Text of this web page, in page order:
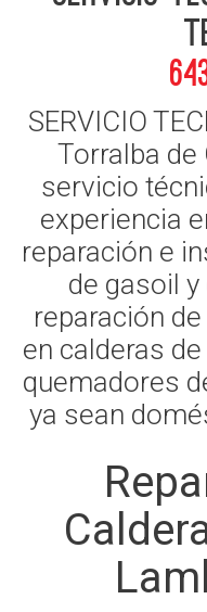
SERVICIO
Torralba de
servicio
experiencia
reparación e
de gasoil
reparación
en calderas
quemadores
ya sean